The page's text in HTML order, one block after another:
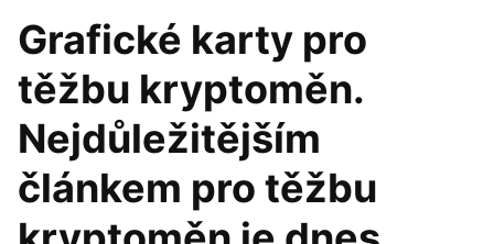
Grafické karty pro
těžbu kryptoměn.
Nejdůležitějším
článkem pro těžbu